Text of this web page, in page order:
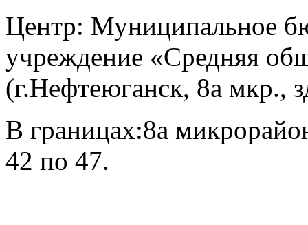
Центр: Муниципальное
учреждение «Средняя
(г.Нефтеюганск, 8а мкр.,
В границах:8а
42 по 47.